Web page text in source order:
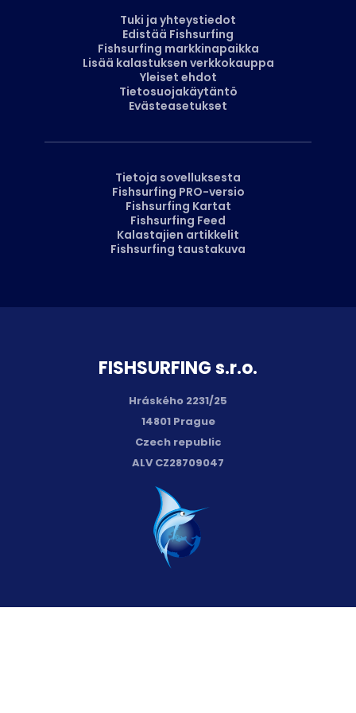
FISH­SURFING s.r.o.
Hráského 2231/25
14801 Prague
Czech republic
ALV CZ28709047
Tuki ja yhteystiedot
Edistää Fishsurfing
Fishsurfing markkinapaikka
Lisää kalastuksen verkkokauppa
Yleiset ehdot
Tietosuojakäytäntö
Evästeasetukset
Tietoja sovelluksesta
Fishsurfing PRO-versio
Fishsurfing Kartat
Fishsurfing Feed
Kalastajien artikkelit
Fishsurfing taustakuva